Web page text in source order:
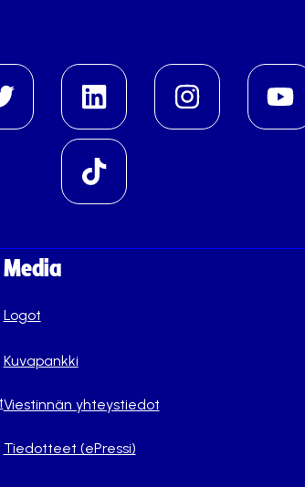
Media
Logot
Kuvapankki
Viestinnän yhteystiedot
Tiedotteet (ePressi)